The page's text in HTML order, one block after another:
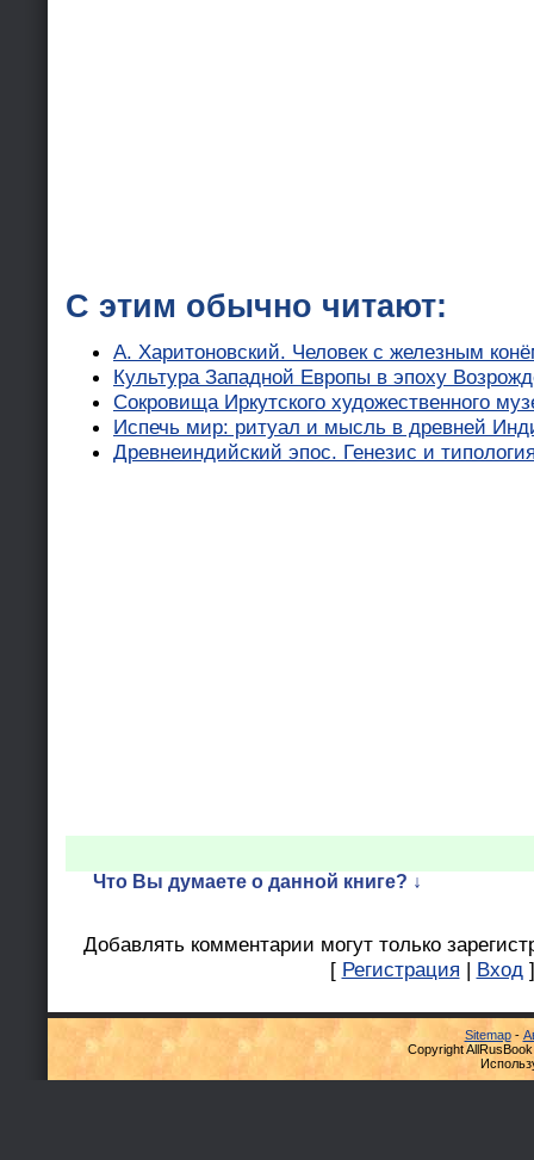
С этим обычно читают:
А. Харитоновский. Человек с железным
Культура Западной Европы в эпоху
Сокровища Иркутского художественного
Испечь мир: ритуал и мысль в древней
Древнеиндийский эпос. Генезис и
Что Вы думаете о данной книге? ↓
Добавлять комментарии могут только
[ Регистрация | Вход ]
Sitemap-
Copyright